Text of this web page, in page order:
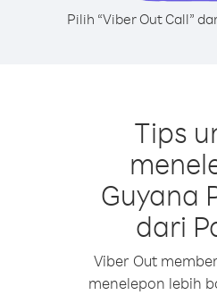
Pilih “Viber Out Call”
Tips
Guyana
dari
Viber Out
menelepon lebih